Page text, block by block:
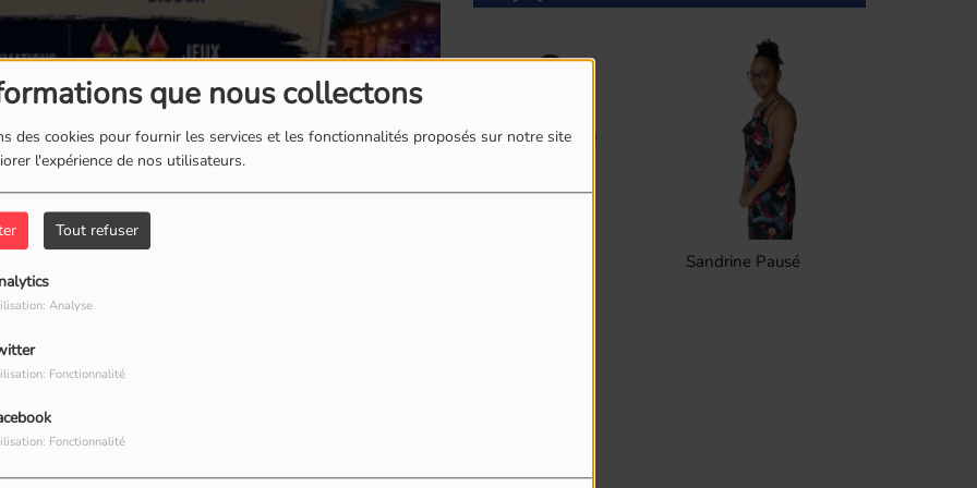
que nous collectons
des cookies pour fournir les services et les fonctionnalités proposés sur notre site
l'expérience de nos utilisateurs.
Tout refuser
Analyse
Fonctionnalité
Fonctionnalité
de Saint-Paul avec une édition spéciale
et animations.
Sandrine Pausé